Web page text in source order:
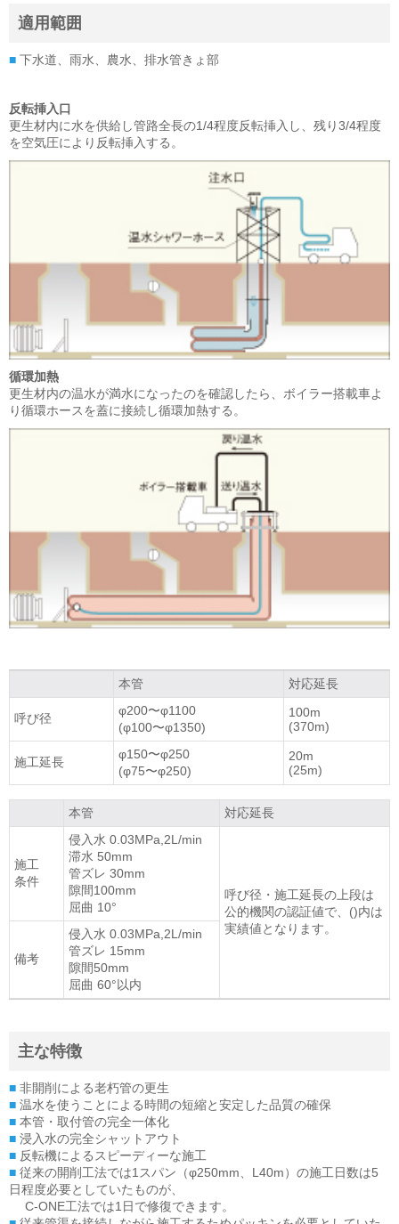
適用範囲
■ 下水道、雨水、農水、排水管きょ部
反転挿入口
更生材内に水を供給し管路全長の1/4程度反転挿入し、残り3/4程度
を空気圧により反転挿入する。
循環加熱
更生材内の温水が満水になったのを確認したら、ボイラー搭載車よ
り循環ホースを蓋に接続し循環加熱する。
本管 対応延長
呼び径
φ200〜φ1100
(φ100〜φ1350)
100m
(370m)
施工延長
φ150〜φ250
(φ75〜φ250)
20m
(25m)
本管 対応延長
施工
条件
侵入水 0.03MPa,2L/min
滞水 50mm
管ズレ 30mm
隙間100mm
屈曲 10°
呼び径・施工延長の上段は
公的機関の認証値で、()内は
実績値となります。
備考
侵入水 0.03MPa,2L/min
管ズレ 15mm
隙間50mm
屈曲 60°以内
主な特徴
■ 非開削による老朽管の更生
■ 温水を使うことによる時間の短縮と安定した品質の確保
■ 本管・取付管の完全一体化
■ 浸入水の完全シャットアウト
■ 反転機によるスピーディーな施工
■ 従来の開削工法では1スパン（φ250mm、L40m）の施工日数は5
日程度必要としていたものが、
C-ONE工法では1日で修復できます。